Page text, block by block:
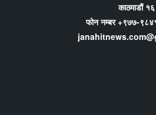
काठमाडौं १६
फोन नम्बर +९७७-